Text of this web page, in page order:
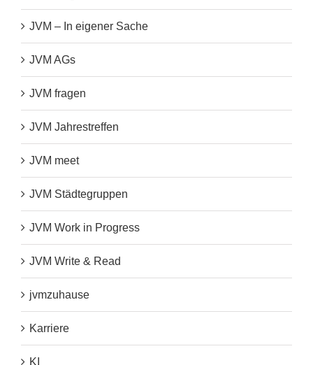
JVM – In eigener Sache
JVM AGs
JVM fragen
JVM Jahrestreffen
JVM meet
JVM Städtegruppen
JVM Work in Progress
JVM Write & Read
jvmzuhause
Karriere
KI